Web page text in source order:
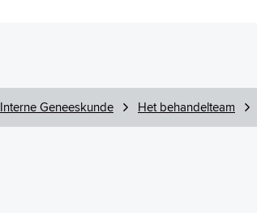
Interne Geneeskunde Het behandelteam